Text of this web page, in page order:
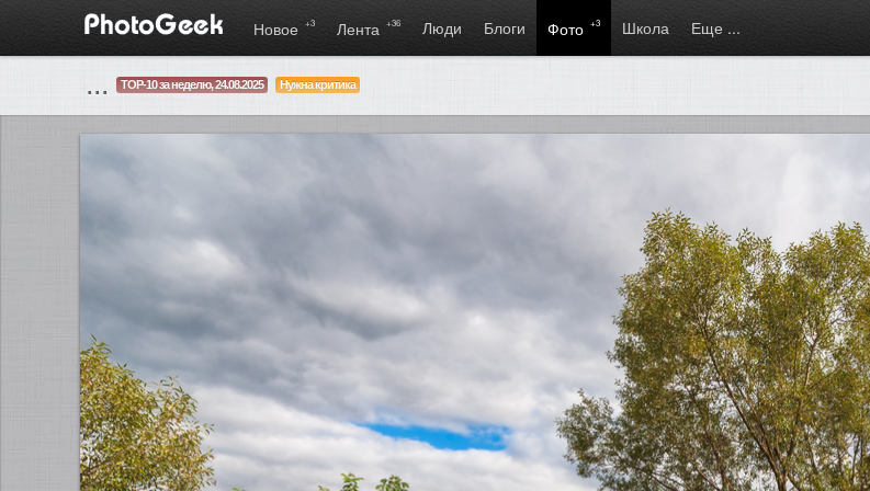
Новое +3 Лента +36 Люди Блоги Фото +3 Школа Еще ...
... TOP-10 за неделю, 24.08.2025 Нужна критика